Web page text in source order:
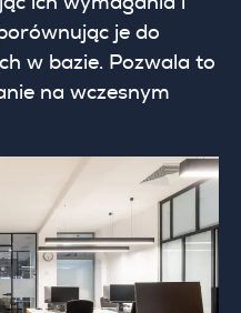
je do
w bazie. Pozwala to
na wczesnym